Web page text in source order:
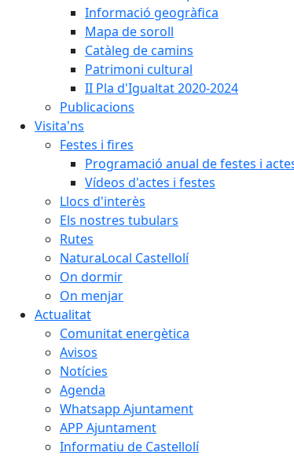
Informació geogràfica
Mapa de soroll
Catàleg de camins
Patrimoni cultural
II Pla d'Igualtat 2020-2024
Publicacions
Visita'ns
Festes i fires
Programació anual de festes i
Vídeos d'actes i festes
Llocs d'interès
Els nostres tubulars
Rutes
NaturaLocal Castellolí
On dormir
On menjar
Actualitat
Comunitat energètica
Avisos
Notícies
Agenda
Whatsapp Ajuntament
APP Ajuntament
Informatiu de Castellolí